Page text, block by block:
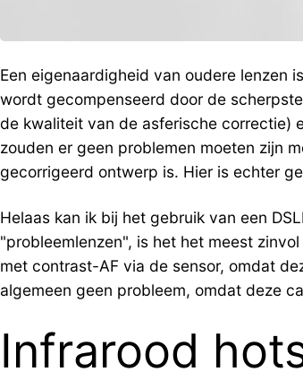
Een eigenaardigheid van oudere lenzen
wordt gecompenseerd door de
de kwaliteit van de asferische correctie)
zouden er geen problemen moeten zijn
gecorrigeerd ontwerp is. Hier is echter
Helaas kan ik bij het gebruik van een
"probleemlenzen", is het het meest
met contrast-AF via de sensor, omdat
algemeen geen probleem, omdat deze
Infrarood